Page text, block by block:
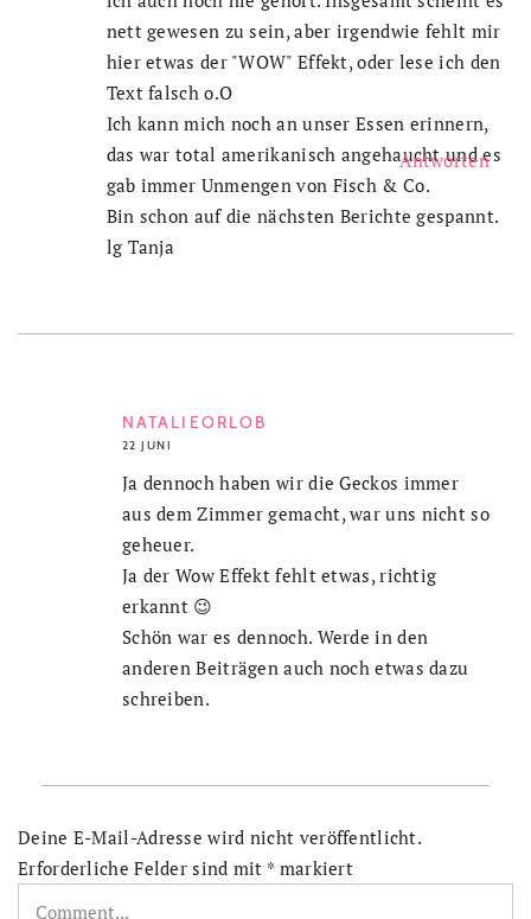
nett gewesen zu sein, aber irgendwie fehlt mir
hier etwas der "WOW" Effekt, oder lese ich den
Text falsch o.O
Ich kann mich noch an unser Essen erinnern,
das war total amerikanisch angehaucht und es
gab immer Unmengen von Fisch & Co.
Bin schon auf die nächsten Berichte gespannt.
lg Tanja
NATALIEORLOB
22 JUNI
Antworten
Ja dennoch haben wir die Geckos immer
aus dem Zimmer gemacht, war uns nicht so
geheuer.
Ja der Wow Effekt fehlt etwas, richtig
erkannt 😉
Schön war es dennoch. Werde in den
anderen Beiträgen auch noch etwas dazu
schreiben.
Deine E-Mail-Adresse wird nicht veröffentlicht.
Erforderliche Felder sind mit * markiert